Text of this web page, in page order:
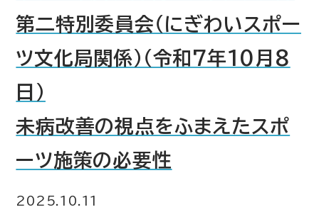
第二特別委員会（にぎわいスポー
ツ文化局関係）（令和7年10月8
日）
未病改善の視点をふまえたスポ
ーツ施策の必要性
2025.10.11